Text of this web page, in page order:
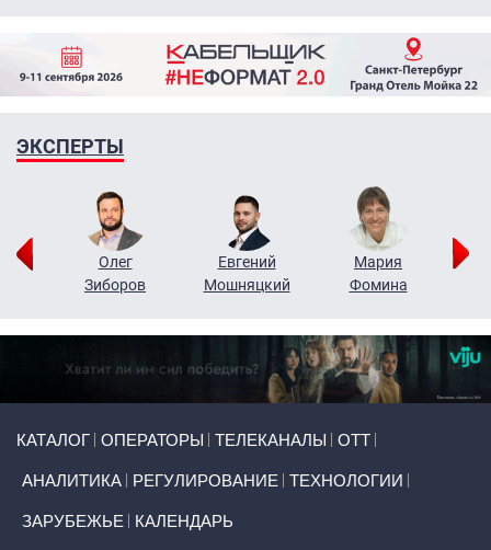
ЭКСПЕРТЫ
Олег
Зиборов
Евгений
Мошняцкий
Мария
Фомина
КАТАЛОГ ОПЕРАТОРЫ ТЕЛЕКАНАЛЫ ОТТ
АНАЛИТИКА РЕГУЛИРОВАНИЕ ТЕХНОЛОГИИ
ЗАРУБЕЖЬЕ КАЛЕНДАРЬ